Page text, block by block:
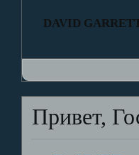
DAVID
Привет,